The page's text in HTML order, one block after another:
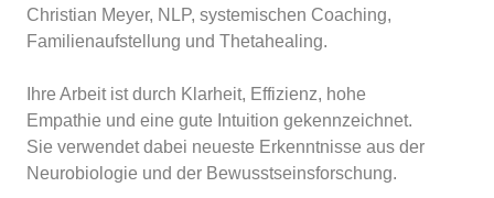
Christian Meyer, NLP, systemischen Coaching,
Familienaufstellung und Thetahealing.
Ihre Arbeit ist durch Klarheit, Effizienz, hohe
Empathie und eine gute Intuition gekennzeichnet.
Sie verwendet dabei neueste Erkenntnisse aus der
Neurobiologie und der Bewusstseinsforschung.